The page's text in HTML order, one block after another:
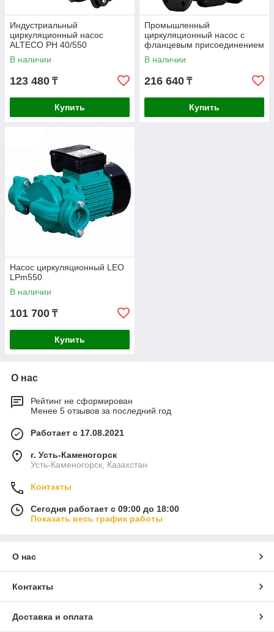
Индустриальный
циркуляционный насос
ALTECO PH 40/550
В наличии
123 480 ₸
Купить
Промышленный
циркуляционный насос с
фланцевым присоединением
ALTECO PH 50/2200 F
В наличии
216 640 ₸
Купить
Насос циркуляционный LEO
LPm550
В наличии
101 700 ₸
Купить
О нас
Рейтинг не сформирован
Менее 5 отзывов за последний год
Работает с 17.08.2021
г. Усть-Каменогорск
Усть-Каменогорск, Казахстан
Контакты
Сегодня работает с 09:00 до 18:00
Показать весь график работы
О нас
Контакты
Доставка и оплата